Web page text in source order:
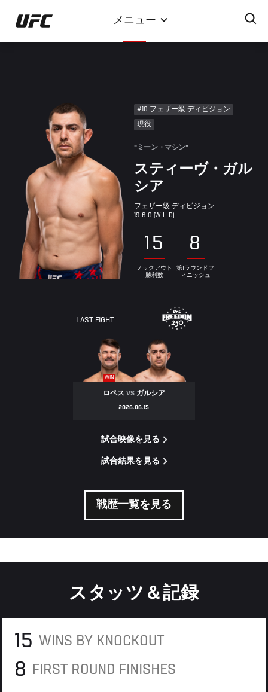
イ
ン
メニュー
#10 フェザー級 ディビジョン
現役
"ミーン・マシン"
スティーヴ・ガル
シア
フェザー級 ディビジョン
19-6-0 (W-L-D)
15
ノックアウト
勝利数
8
第1ラウンドフ
ィニッシュ
LAST FIGHT
WIN
ロペス VSガルシア
2026.06.15
試合映像を見る
試合結果を見る
戦歴一覧を見る
スタッツ＆記録
15 WINS BY KNOCKOUT
8 FIRST ROUND FINISHES